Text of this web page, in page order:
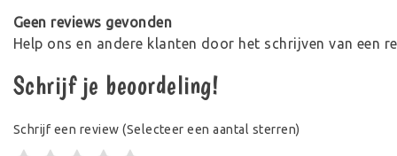
Geen reviews gevonden
Help ons en andere klanten door het schrijven van een
Schrijf je beoordeling!
Schrijf een review (Selecteer een aantal sterren)